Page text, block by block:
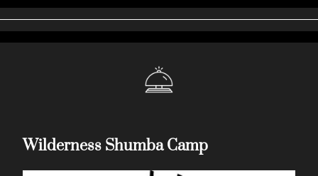
Wilderness Shumba Camp